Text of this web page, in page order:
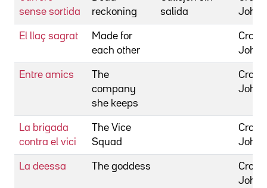
sense sortida
reckoning
salida
John
El llaç sagrat
Made for
each other
John
Entre amics
The
company
she keeps
John
La brigada
contra el vici
The Vice
Squad
John
La deessa The goddess
John